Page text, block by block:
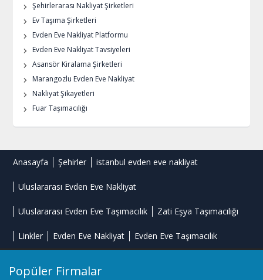
Şehirlerarası Nakliyat Şirketleri
Ev Taşıma Şirketleri
Evden Eve Nakliyat Platformu
Evden Eve Nakliyat Tavsiyeleri
Asansör Kiralama Şirketleri
Marangozlu Evden Eve Nakliyat
Nakliyat Şikayetleri
Fuar Taşımacılığı
Anasayfa Şehirler istanbul evden eve nakliyat
Uluslararası Evden Eve Nakliyat
Uluslararası Evden Eve Taşımacılık Zati Eşya Taşımacılığı
Linkler Evden Eve Nakliyat Evden Eve Taşımacılık
Popüler Firmalar